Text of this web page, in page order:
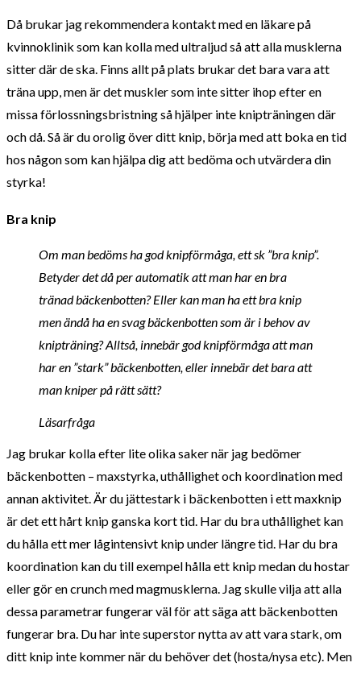
Då brukar jag rekommendera kontakt med en läkare på
kvinnoklinik som kan kolla med ultraljud så att alla musklerna
sitter där de ska. Finns allt på plats brukar det bara vara att
träna upp, men är det muskler som inte sitter ihop efter en
missa förlossningsbristning så hjälper inte knipträningen där
och då. Så är du orolig över ditt knip, börja med att boka en tid
hos någon som kan hjälpa dig att bedöma och utvärdera din
styrka!
Bra knip
Om man bedöms ha god knipförmåga, ett sk ”bra knip”.
Betyder det då per automatik att man har en bra
tränad bäckenbotten? Eller kan man ha ett bra knip
men ändå ha en svag bäckenbotten som är i behov av
knipträning? Alltså, innebär god knipförmåga att man
har en ”stark” bäckenbotten, eller innebär det bara att
man kniper på rätt sätt?
Läsarfråga
Jag brukar kolla efter lite olika saker när jag bedömer
bäckenbotten – maxstyrka, uthållighet och koordination med
annan aktivitet. Är du jättestark i bäckenbotten i ett maxknip
är det ett hårt knip ganska kort tid. Har du bra uthållighet kan
du hålla ett mer lågintensivt knip under längre tid. Har du bra
koordination kan du till exempel hålla ett knip medan du hostar
eller gör en crunch med magmusklerna. Jag skulle vilja att alla
dessa parametrar fungerar väl för att säga att bäckenbotten
fungerar bra. Du har inte superstor nytta av att vara stark, om
ditt knip inte kommer när du behöver det (hosta/nysa etc). Men